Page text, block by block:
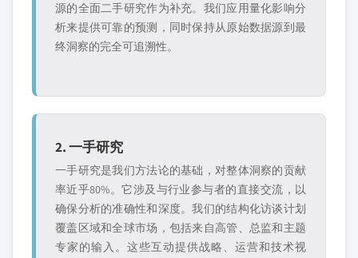
源的全面二手研究作为补充。我们应用量化影响分
析来提供可靠的预测，同时保持从原始数据源到最
终洞察的完全可追溯性。
2. 一手研究
一手研究是我们方法论的基础，对整体洞察的贡献
率近乎80%。它涉及与行业参与者的直接交流，以
确保分析的准确性和深度。我们的结构化访谈计划
覆盖区域和全球市场，包括来自高管、总监和主题
专家的输入。这些互动提供战略、运营和技术视